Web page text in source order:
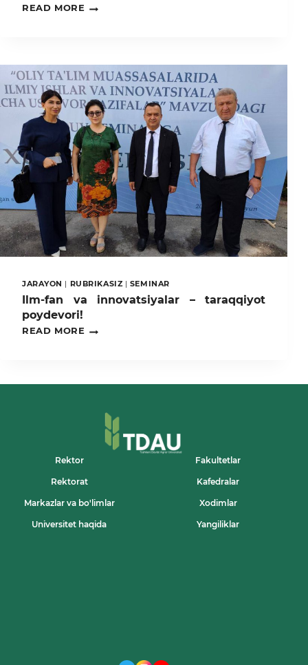
READ MORE
XALQARO
NORTHWEST
A&F
UNIVERSITETIDA
TOSHKENT
DAVLAT
AGRAR
UNIVERSITETI
TAJRIBASI
TAQDIM
ETILDI
JARAYON | RUBRIKASIZ | SEMINAR
Ilm-fan va innovatsiyalar – taraqqiyot
poydevori!
READ MORE
ILM-
Rektor Fakultetlar
Rektorat Kafedralar
Markazlar va bo'limlar Xodimlar
Universitet haqida Yangiliklar